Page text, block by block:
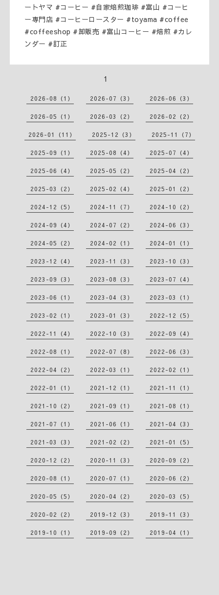
ートヤマ #コーヒー #自家焙煎珈琲 #富山 #コーヒ
ー専門店 #コーヒーロースター #toyama #coffee
#coffeeshop #卸販売 #富山コーヒー #焙煎 #カレ
ンダー #訂正
1
2026-08（1） 2026-07（3） 2026-06（3）
2026-05（1） 2026-03（2） 2026-02（2）
2026-01（11） 2025-12（3） 2025-11（7）
2025-09（1） 2025-08（4） 2025-07（4）
2025-06（4） 2025-05（2） 2025-04（2）
2025-03（2） 2025-02（4） 2025-01（2）
2024-12（5） 2024-11（7） 2024-10（2）
2024-09（4） 2024-07（2） 2024-06（3）
2024-05（2） 2024-02（1） 2024-01（1）
2023-12（4） 2023-11（3） 2023-10（3）
2023-09（3） 2023-08（3） 2023-07（4）
2023-06（1） 2023-04（3） 2023-03（1）
2023-02（1） 2023-01（3） 2022-12（5）
2022-11（4） 2022-10（3） 2022-09（4）
2022-08（1） 2022-07（8） 2022-06（3）
2022-04（2） 2022-03（1） 2022-02（1）
2022-01（1） 2021-12（1） 2021-11（1）
2021-10（2） 2021-09（1） 2021-08（1）
2021-07（1） 2021-06（1） 2021-04（3）
2021-03（3） 2021-02（2） 2021-01（5）
2020-12（2） 2020-11（3） 2020-09（2）
2020-08（1） 2020-07（1） 2020-06（2）
2020-05（5） 2020-04（2） 2020-03（5）
2020-02（2） 2019-12（3） 2019-11（3）
2019-10（1） 2019-09（2） 2019-04（1）